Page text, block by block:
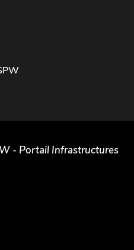
- Portail Infrastructures